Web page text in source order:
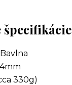
330g)